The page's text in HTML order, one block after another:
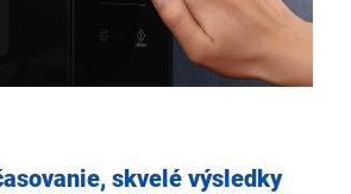
skvelé výsledky